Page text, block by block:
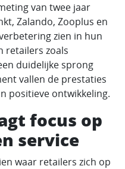
van twee jaar
Zalando, Zooplus en
zien in hun
retailers zoals
duidelijke sprong
vallen de prestaties
positieve ontwikkeling.
focus op
service
waar retailers zich op